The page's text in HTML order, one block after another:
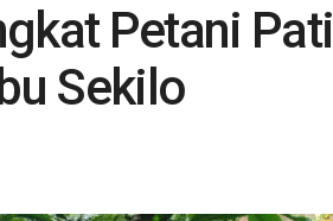
Petani Pati
Sekilo